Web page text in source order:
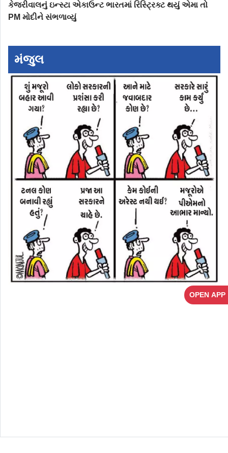
OPEN APP
કેજરીવાલનું ઇન્સ્ટા એકાઉન્ટ ભારતમાં રિસ્ટ્રિક્ટ થયું એમા તો
PM મોદીને સંભળાવ્યું
મંજુલ